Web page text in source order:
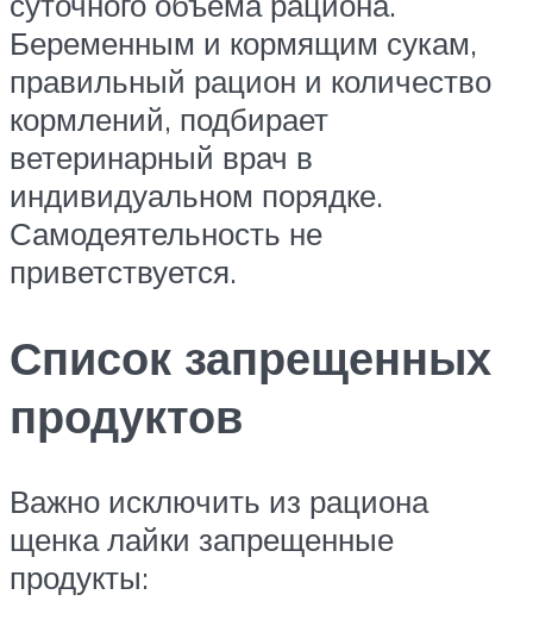
Беременным и кормящим сукам,
правильный рацион и количество
кормлений, подбирает
ветеринарный врач в
индивидуальном порядке.
Самодеятельность не
приветствуется.
Список запрещенных
продуктов
Важно исключить из рациона
щенка лайки запрещенные
продукты: